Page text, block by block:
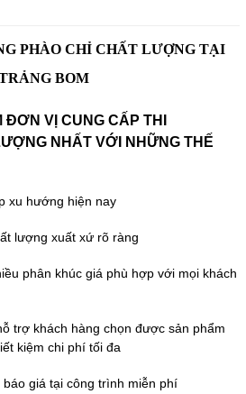
PHÀO CHỈ CHẤT LƯỢNG TẠI
BOM
VỊ CUNG CẤP THI
NHẤT VỚI NHỮNG THẾ
xu hướng hiện nay
lượng xuất xứ rõ ràng
phân khúc giá phù hợp với mọi khách
trợ khách hàng chọn được sản phẩm
kiệm chi phí tối đa
giá tại công trình miễn phí